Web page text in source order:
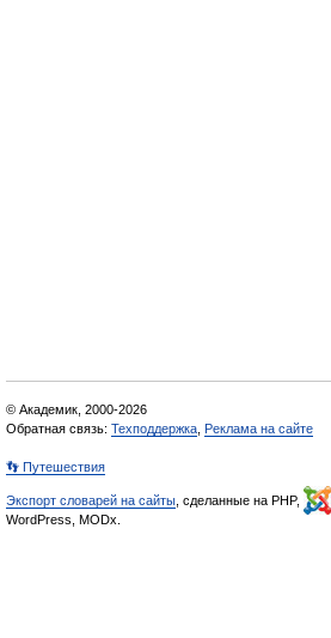
© Академик, 2000-2026
Обратная связь: Техподдержка Реклама на сайте
👣 Путешествия
Экспорт словарей на сайты , сделанные на PHP,
WordPress, MODx.